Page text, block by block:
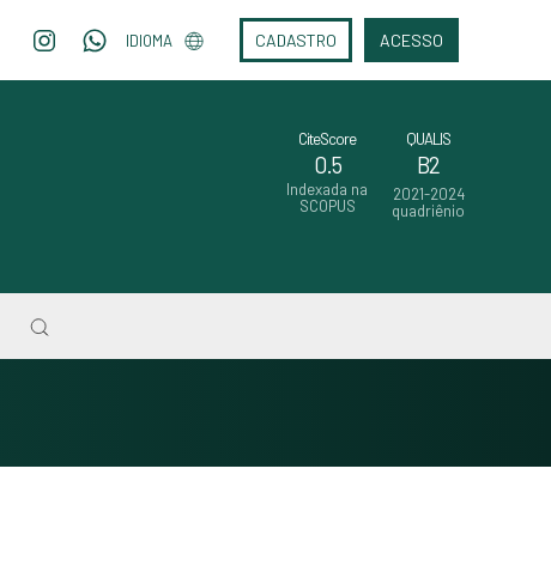
IDIOMA CADASTRO ACESSO
CiteScore
0.5
Indexada na
SCOPUS
QUALIS
B2
2021-2024
quadriênio